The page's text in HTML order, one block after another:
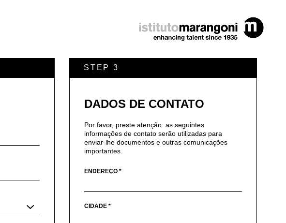
STEP 3
DADOS DE CONTATO
Por favor, preste atenção: as seguintes
informações de contato serão utilizadas para
enviar-lhe documentos e outras comunicações
importantes.
ENDEREÇO *
CIDADE *